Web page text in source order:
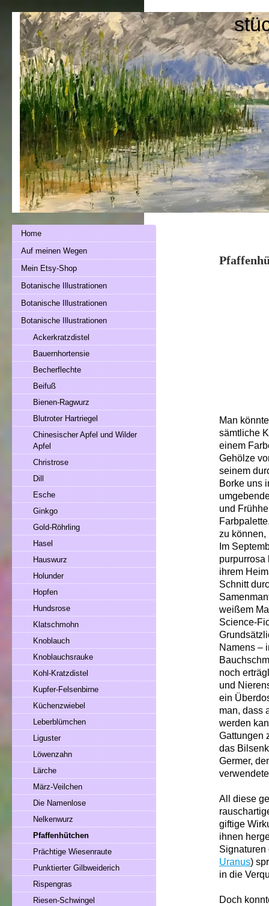
Man
sämtliche
einem
Gehölze
seinem
Borke uns
und
zu können,
Im
purpurrosa
ihrem
Schnitt
weißem
Science-
Namens –
noch
und
ein
man, dass
werden
Gattungen
das
Germer,
All diese
giftige
ihnen
Uranus)
in die
Doch
Home
Auf meinen Wegen
Mein Etsy-Shop
Botanische Illustrationen
Botanische Illustrationen
Botanische Illustrationen
Ackerkratzdistel
Bauernhortensie
Becherflechte
Beifuß
Bienen-Ragwurz
Blutroter Hartriegel
Chinesischer Apfel und Wilder
Apfel
Christrose
Dill
Esche
Ginkgo
Gold-Röhrling
Hasel
Hauswurz
Holunder
Hopfen
Hundsrose
Klatschmohn
Knoblauch
Knoblauchsrauke
Kohl-Kratzdistel
Kupfer-Felsenbirne
Küchenzwiebel
Leberblümchen
Liguster
Löwenzahn
Lärche
März-Veilchen
Die Namenlose
Nelkenwurz
Pfaffenhütchen
Prächtige Wiesenraute
Punktierter Gilbweiderich
Rispengras
Riesen-Schwingel